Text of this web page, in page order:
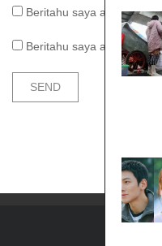
Beritahu saya akan tindak
Beritahu saya akan